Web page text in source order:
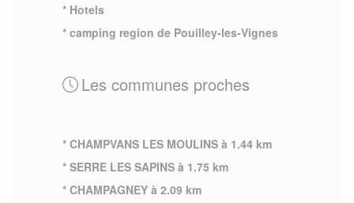
* Hotels
* camping region de Pouilley-les-Vignes
Les communes proches
* CHAMPVANS LES MOULINS à 1.44 km
* SERRE LES SAPINS à 1.75 km
* CHAMPAGNEY à 2.09 km